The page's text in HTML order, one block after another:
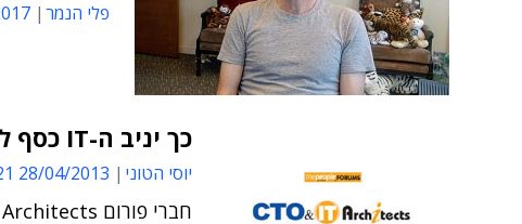
פלי הנמר
כך יניב ה-IT כסף לארגון
יוסי הטוני 28/04/2013 16:21